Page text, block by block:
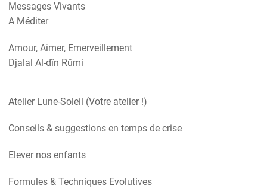
Messages Vivants
A Méditer
Amour, Aimer, Emerveillement
Djalal Al-dîn Rûmi
Atelier Lune-Soleil (Votre atelier !)
Conseils & suggestions en temps de crise
Elever nos enfants
Formules & Techniques Evolutives